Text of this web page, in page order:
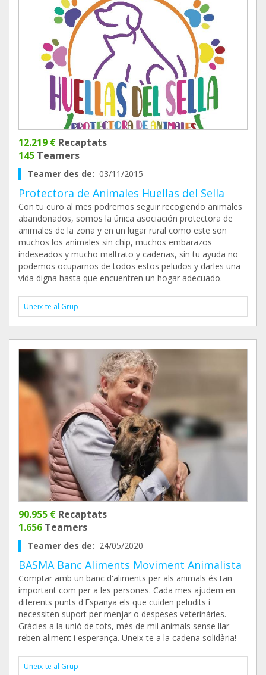
12.219 € Recaptats
145 Teamers
Teamer des de: 03/11/2015
Protectora de Animales Huellas del Sella
Con tu euro al mes podremos seguir recogiendo animales
abandonados, somos la única asociación protectora de
animales de la zona y en un lugar rural como este son
muchos los animales sin chip, muchos embarazos
indeseados y mucho maltrato y cadenas, sin tu ayuda no
podemos ocuparnos de todos estos peludos y darles una
vida digna hasta que encuentren un hogar adecuado.
Uneix-te al Grup
90.955 € Recaptats
1.656 Teamers
Teamer des de: 24/05/2020
BASMA Banc Aliments Moviment Animalista
Comptar amb un banc d'aliments per als animals és tan
important com per a les persones. Cada mes ajudem en
diferents punts d'Espanya els que cuiden peludits i
necessiten suport per menjar o despeses veterinàries.
Gràcies a la unió de tots, més de mil animals sense llar
reben aliment i esperança. Uneix-te a la cadena solidària!
Uneix-te al Grup